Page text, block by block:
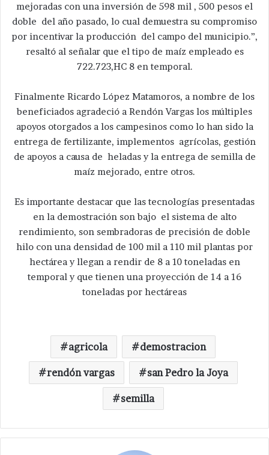
mejoradas con una inversión de 598 mil , 500 pesos el
doble del año pasado, lo cual demuestra su compromiso
por incentivar la producción del campo del municipio.”,
resaltó al señalar que el tipo de maíz empleado es
722.723,HC 8 en temporal.
Finalmente Ricardo López Matamoros, a nombre de los
beneficiados agradeció a Rendón Vargas los múltiples
apoyos otorgados a los campesinos como lo han sido la
entrega de fertilizante, implementos agrícolas, gestión
de apoyos a causa de heladas y la entrega de semilla de
maíz mejorado, entre otros.
Es importante destacar que las tecnologías presentadas
en la demostración son bajo el sistema de alto
rendimiento, son sembradoras de precisión de doble
hilo con una densidad de 100 mil a 110 mil plantas por
hectárea y llegan a rendir de 8 a 10 toneladas en
temporal y que tienen una proyección de 14 a 16
toneladas por hectáreas
agricola demostracion
rendón vargas san Pedro la Joya
semilla